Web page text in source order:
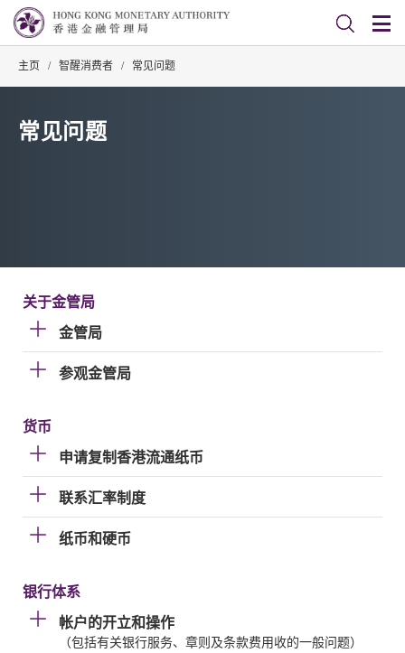
主页 / 智醒消费者 / 常见问题
常见问题
关于金管局
金管局
参观金管局
货币
申请复制香港流通纸币
联系汇率制度
纸币和硬币
银行体系
帐户的开立和操作
（包括有关银行服务、章则及条款费用收的一般问题）